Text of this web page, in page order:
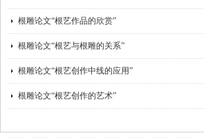
根雕论文“根艺作品的欣赏”
根雕论文“根艺与根雕的关系”
根雕论文“根艺创作中线的应用”
根雕论文“根艺创作的艺术”